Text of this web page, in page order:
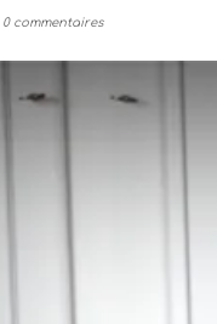
0 commentaires